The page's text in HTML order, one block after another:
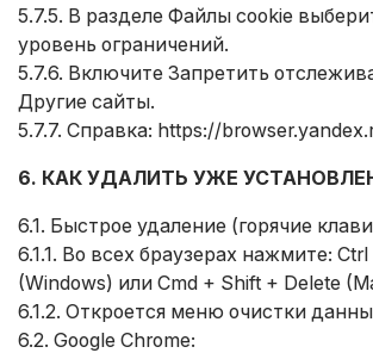
5.7.5. В разделе Файлы cookie
уровень ограничений.
5.7.6. Включите Запретить
Другие сайты.
5.7.7. Справка: https://
6. КАК УДАЛИТЬ УЖЕ
6.1. Быстрое удаление (горячие
6.1.1. Во всех браузерах нажмите:
(Windows) или Cmd + Shift + Delete
6.1.2. Откроется меню очистки
6.2. Google Chrome: